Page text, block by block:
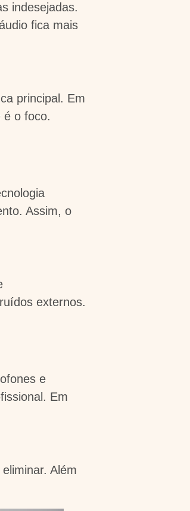
indesejadas.
fica mais
principal. Em
é o foco.
Assim, o
externos.
e
Em
Além